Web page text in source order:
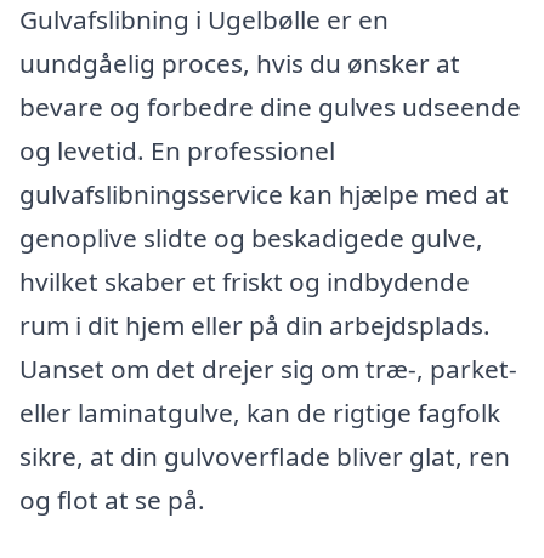
Gulvafslibning i Ugelbølle er en
uundgåelig proces, hvis du ønsker at
bevare og forbedre dine gulves udseende
og levetid. En professionel
gulvafslibningsservice kan hjælpe med at
genoplive slidte og beskadigede gulve,
hvilket skaber et friskt og indbydende
rum i dit hjem eller på din arbejdsplads.
Uanset om det drejer sig om træ-, parket-
eller laminatgulve, kan de rigtige fagfolk
sikre, at din gulvoverflade bliver glat, ren
og flot at se på.